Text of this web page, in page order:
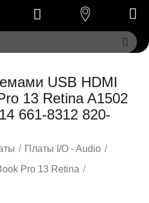
USB HDMI
13 Retina A1502
661-8312 820-
/ Платы I/O - Audio /
Pro 13 Retina /